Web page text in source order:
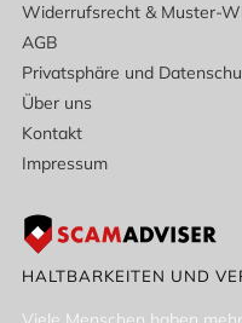
Widerrufsrecht & Muster-
AGB
Privatsphäre und
Über uns
Kontakt
Impressum
HALTBARKEITEN UND